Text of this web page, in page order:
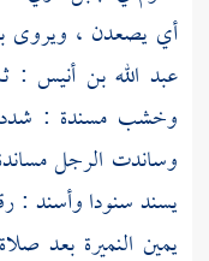
أي يصعدن ، ويروى
عبد الله بن أنيس :
وخشب مسندة : شدد
وساندت الرجل
يسند سنودا وأسند :
يمين النميرة بعد